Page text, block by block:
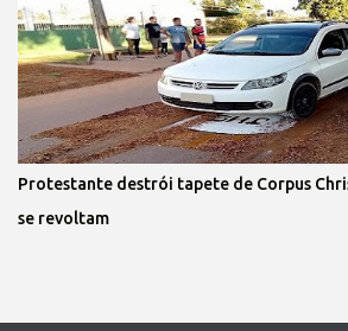
Protestante destrói tapete de Corpus
se revoltam